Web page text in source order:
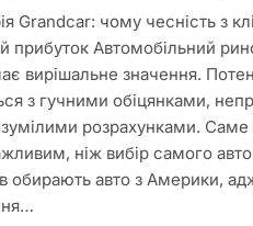
Grandcar: чому чесність з
прибуток Автомобільний
вирішальне значення.
з гучними обіцянками,
розрахунками. Саме
ніж вибір самого
обирають авто з Америки,